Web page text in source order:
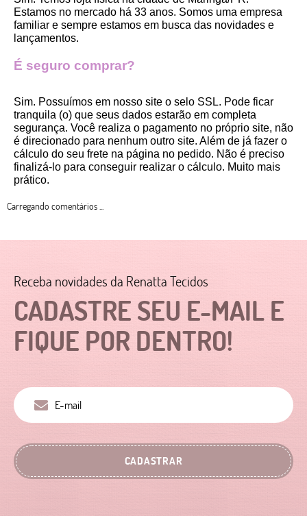
Estamos no mercado há 33 anos. Somos uma empresa
familiar e sempre estamos em busca das novidades e
lançamentos.
É seguro comprar?
Sim. Possuímos em nosso site o selo SSL. Pode ficar
tranquila (o) que seus dados estarão em completa
segurança. Você realiza o pagamento no próprio site, não
é direcionado para nenhum outro site. Além de já fazer o
cálculo do seu frete na página no pedido. Não é preciso
finalizá-lo para conseguir realizar o cálculo. Muito mais
prático.
Carregando comentários ...
CADASTRE SEU E-MAIL E
FIQUE POR DENTRO!
Receba novidades da Renatta Tecidos
CADASTRAR